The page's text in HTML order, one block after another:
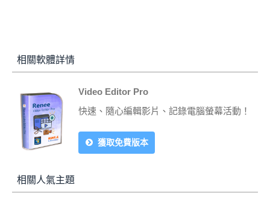
相關軟體詳情
Video Editor Pro
快速、隨心編輯影片、記錄電腦螢幕活動！
獲取免費版本
相關人氣主題